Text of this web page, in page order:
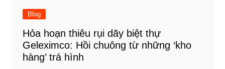
Blog
Hỏa hoạn thiêu rụi dãy biệt thự
Geleximco: Hồi chuông từ những ‘kho
hàng’ trá hình